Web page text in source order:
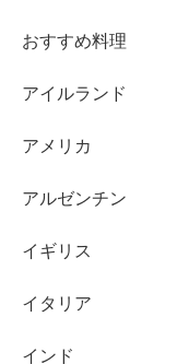
おすすめ料理
アイルランド
アメリカ
アルゼンチン
イギリス
イタリア
インド